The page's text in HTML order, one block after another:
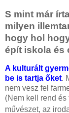
S mint már
milyen
hogy hol
épít iskola és
A kulturált
be is tartja őket.
nem vesz fel
(Nem kell rend
művészet, az